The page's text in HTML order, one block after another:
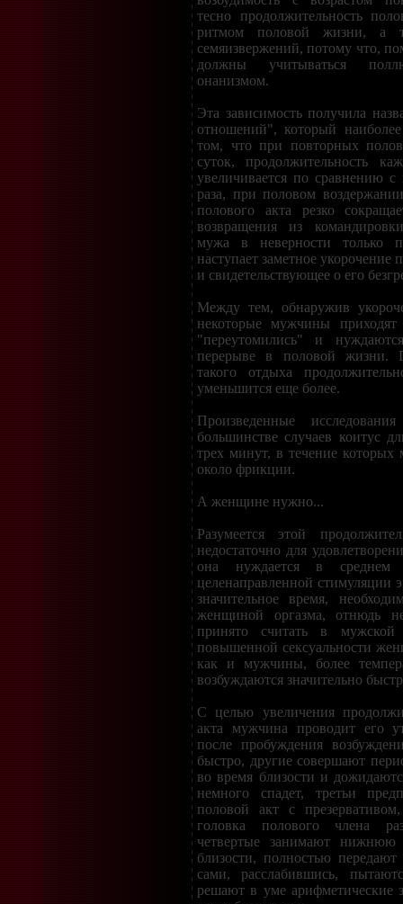
тесно продолжительность
ритмом половой жизни, а
семяизвержений, потому что,
должны учитываться
онанизмом.
Эта зависимость получила
отношений", который
том, что при повторных
суток, продолжительность
увеличивается по сравнению
раза, при половом
полового акта резко
возвращения из
мужа в неверности только
наступает заметное укорочение
и свидетельствующее о его
Между тем, обнаружив
некоторые мужчины
"переутомились" и
перерыве в половой жизни.
такого отдыха
уменьшится еще более.
Произведенные
большинстве случаев коитус
трех минут, в течение которых
около фрикции.
А женщине нужно...
Разумеется этой
недостаточно для
она нуждается в
целенаправленной стимуляции
значительное время,
женщиной оргазма, отнюдь
принято считать в мужской
повышенной сексуальности
как и мужчины, более
возбуждаются значительно
С целью увеличения
акта мужчина проводит его
после пробуждения
быстро, другие совершают
во время близости и
немного спадет, третьи
половой акт с
головка полового члена
четвертые занимают
близости, полностью
сами, расслабившись,
решают в уме арифметические